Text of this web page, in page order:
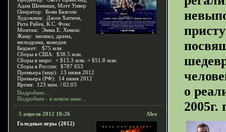
Адам Шенкман, Мэтт Уивер
Оператор: Боян Базелли
Художник: Джон Хатмэн,
Рита Райек, К.С. Фокс
Монтаж: Эмма Е. Хикокс
Жанр: мюзикл, драма,
мелодрама, комедия
Бюджет: $75 млн.
Сборы в США: $38.5 млн.
Сборы в мире: + $13.3 млн. = $51.8 млн.
Сборы в России: $787 653
Премьера (мир): 13 июня 2012
Премьера (РФ): 14 июня 2012
Время: 123 мин. / 02:03
Подробнее...
Подробнее - в новом окне...
5 апреля 2012 18:26
Alex
Голодные игры (2012)
о
2005г.